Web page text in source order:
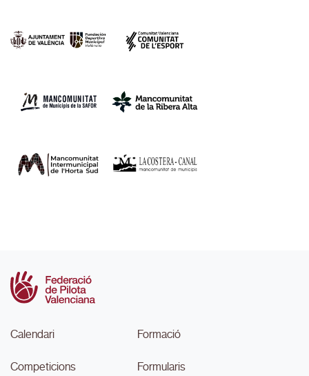
Calendari
Competicions
Formació
Formularis